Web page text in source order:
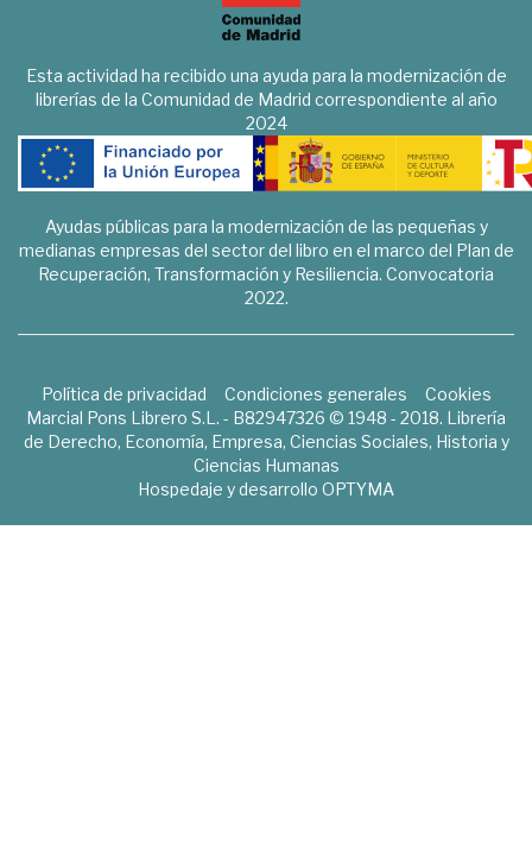
Esta actividad ha recibido una ayuda para la modernización de
librerías de la Comunidad de Madrid correspondiente al año
2024
Ayudas públicas para la modernización de las pequeñas y
medianas empresas del sector del libro en el marco del Plan de
Recuperación, Transformación y Resiliencia. Convocatoria
2022.
Política de privacidad Condiciones generales
Cookies
Marcial Pons Librero S.L. - B82947326 © 1948 - 2018. Librería
de Derecho, Economía, Empresa, Ciencias Sociales, Historia y
Ciencias Humanas
Hospedaje y desarrollo OPTYMA